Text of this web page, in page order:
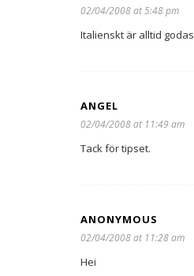
02/04/2008 at 5:48 pm
Italienskt är alltid
ANGEL
02/04/2008 at 11:49 am
Tack för tipset.
ANONYMOUS
02/04/2008 at 11:28 am
Hei